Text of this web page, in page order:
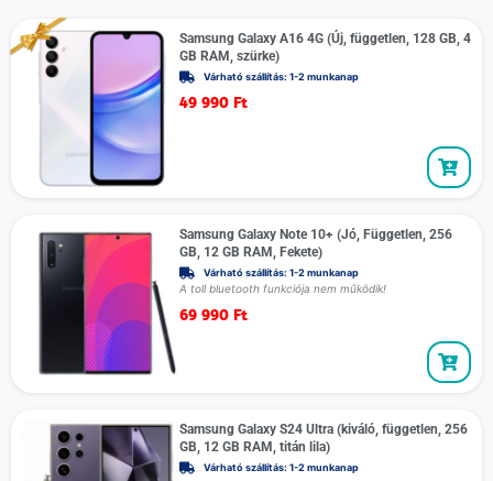
Samsung Galaxy A16 4G (Új, független, 128 GB, 4
GB RAM, szürke)
Várható szállítás: 1-2 munkanap
49 990 Ft
Samsung Galaxy Note 10+ (Jó, Független, 256
GB, 12 GB RAM, Fekete)
Várható szállítás: 1-2 munkanap
A toll bluetooth funkciója nem működik!
69 990 Ft
Samsung Galaxy S24 Ultra (kiváló, független, 256
GB, 12 GB RAM, titán lila)
Várható szállítás: 1-2 munkanap